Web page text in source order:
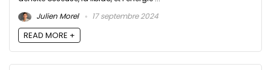
Julien Morel
17 septembre 2024
READ MORE +